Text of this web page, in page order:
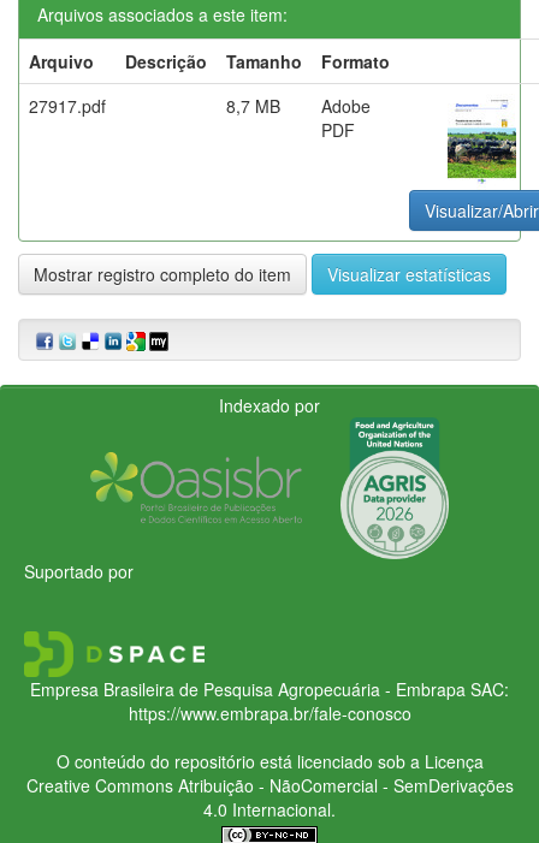
Arquivos associados a este item:
Arquivo
Descrição Tamanho
Formato
27917.pdf
8,7 MB
Adobe
PDF
Visualizar/Abrir
Mostrar registro completo do item Visualizar estatísticas
Indexado por
Suportado por
Empresa Brasileira de Pesquisa Agropecuária - Embrapa SAC:
https://www.embrapa.br/fale-conosco
O conteúdo do repositório está licenciado sob a Licença
Creative CommonsAtribuição - NãoComercial - SemDerivações
4.0 Internacional.